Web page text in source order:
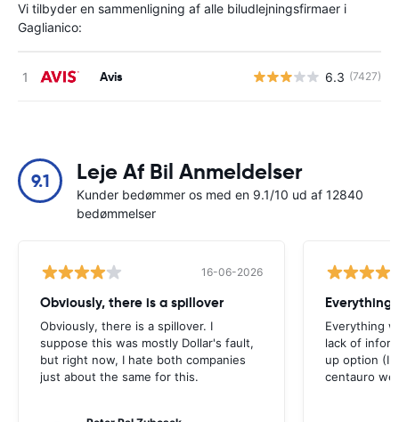
Vi tilbyder en sammenligning af alle biludlejningsfirmaer i
Gaglianico:
Avis 6.3 (7427)
9.1 Leje Af Bil Anmeldelser
Kunder bedømmer os med en 9.1/10 ud af 12840
bedømmelser
16-06-2026
Obviously, there is a spillover
Obviously, there is a spillover. I
suppose this was mostly Dollar's fault,
but right now, I hate both companies
just about the same for this.
Everything
Everything
lack of
up option (I
centauro